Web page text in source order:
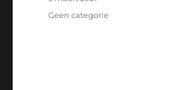
Categorieën
Geen categorie